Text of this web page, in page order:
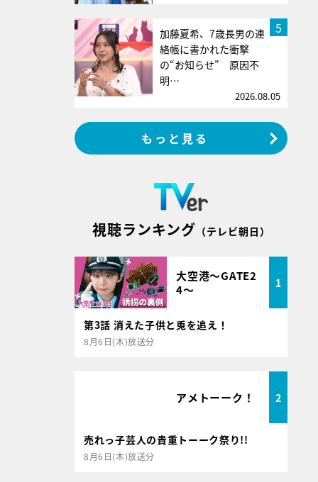
5
加藤夏希、7歳長男の連
絡帳に書かれた衝撃
の“お知らせ” 原因不
明…
2026.08.05
もっと見る
視聴ランキング （テレビ朝日）
大空港～GATE2
4～
1
第3話 消えた子供と兎を追え！
8月6日(木)放送分
アメトーーク！ 2
売れっ子芸人の貴重トーーク祭り!!
8月6日(木)放送分